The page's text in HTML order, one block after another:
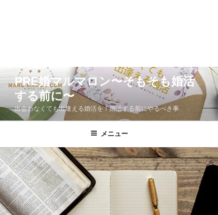
ン
ン
ツ
キ
ッ
プ
PRE婚マルマロン〜そもそも婚活
する前に〜
出会わなくても出逢える婚活を！婚活する前にやるべき事
メニュー